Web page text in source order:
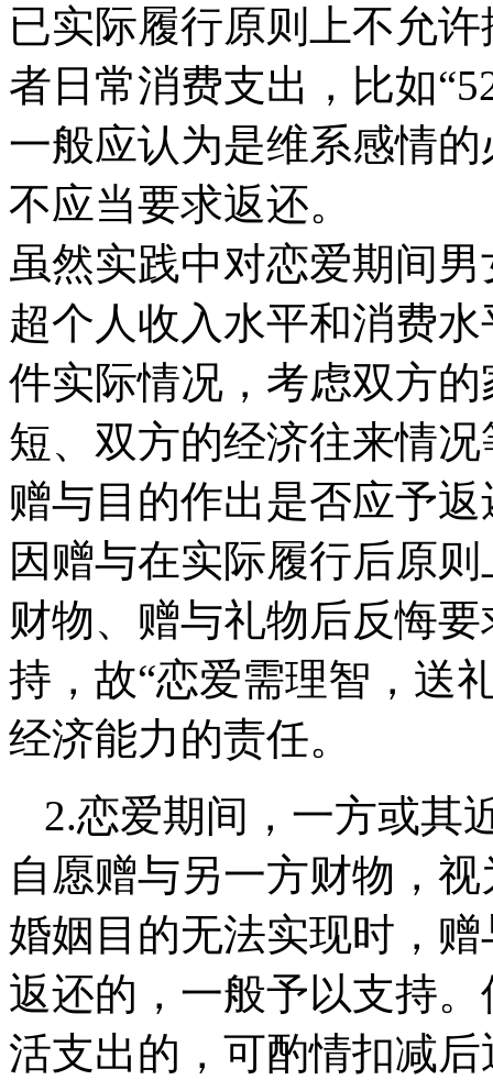
已实际履行原则上不允
者日常消费支出，比如
一般应认为是维系感情
不应当要求返还。
虽然实践中对恋爱期间
超个人收入水平和消费
件实际情况，考虑双方
短、双方的经济往来情
赠与目的作出是否应予
因赠与在实际履行后原
财物、赠与礼物后反悔
持，故“恋爱需理智，送
经济能力的责任。
2.恋爱期间，一方或其
自愿赠与另一方财物，
婚姻目的无法实现时，
返还的，一般予以支持。
活支出的，可酌情扣减后